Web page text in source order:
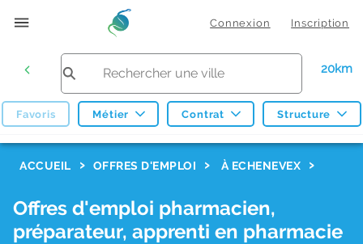
Connexion Inscription
20km
Favoris Métier Contrat Structure
ACCUEIL OFFRES D'EMPLOI À ECHENEVEX
Offres d'emploi pharmacien,
préparateur, apprenti en pharmacie